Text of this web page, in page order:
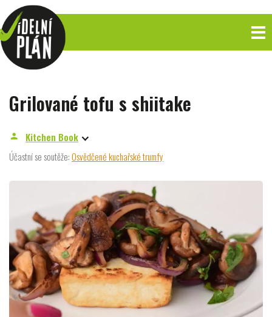
Grilované tofu s shiitake
person
Kitchen Book
Účastní se soutěže:Osvědčené kuchařské trumfy